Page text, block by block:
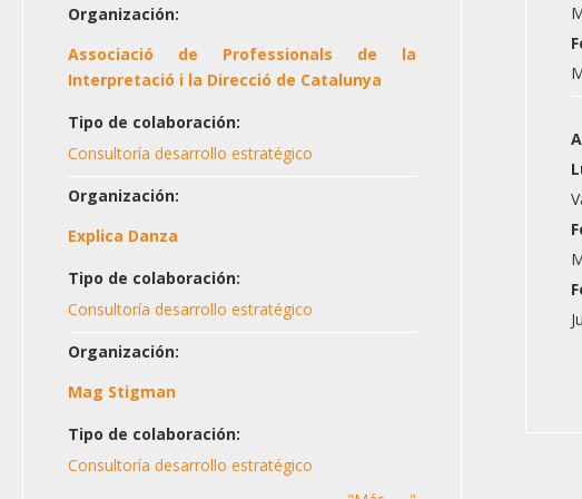
Organización:
Associació de Professionals de la
Interpretació i la Direcció de Catalunya
Tipo de colaboración:
Consultoría desarrollo estratégico
Organización:
Explica Danza
Tipo de colaboración:
Consultoría desarrollo estratégico
Organización:
Mag Stigman
Tipo de colaboración:
Consultoría desarrollo estratégico